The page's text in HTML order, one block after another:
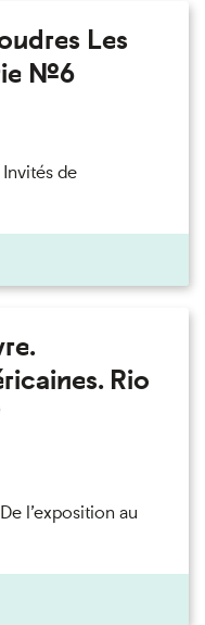
Les
n°6
de
Rio
l’exposition au